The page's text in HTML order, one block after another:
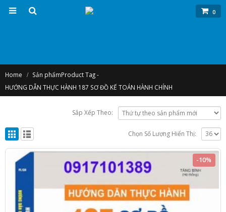
0
Home Sản phẩmProduct Tag -
HƯỚNG DẪN THỰC HÀNH 187 SƠ ĐỒ KẾ TOÁN HÀNH CHÍNH
Sắp Xếp Theo:
Chọn Số Lượng Hiển Thị:
-10%